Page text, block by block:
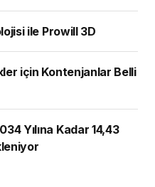
ile Prowill 3D
Belli
Yılına Kadar 14,43